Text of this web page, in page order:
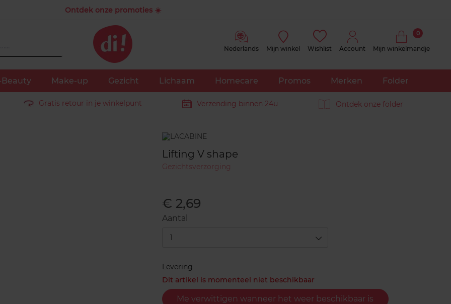
Ontdek onze promoties ☀️
Nederlands Mijn winkel Wishlist Account Mijn winkelmandje
0
Beauty Make-up Gezicht Lichaam Homecare Promos Merken Folder
Gratis retour in je winkelpunt Verzending binnen 24u Ontdek onze folder
Merk
Lifting V shape
Gezichtsverzorging
€ 2,69
Aantal
1
Levering
Dit artikel is momenteel niet beschikbaar
Me verwittigen wanneer het weer beschikbaar is